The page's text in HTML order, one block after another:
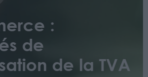
:
de
de la TVA